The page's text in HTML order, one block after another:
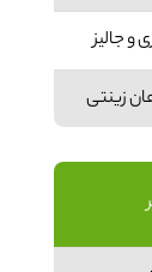
و جالیز
زینتی